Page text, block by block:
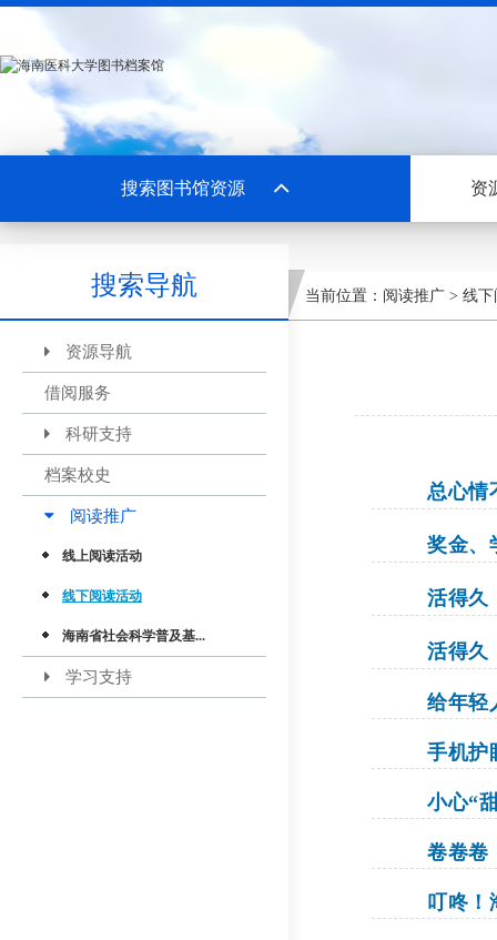
搜索图书馆资源 资
搜索导航
资源导航
借阅服务
科研支持
档案校史
阅读推广
线上阅读活动
线下阅读活动
海南省社会科学普及基...
学习支持
当前位置： 阅读推广 > 线下
总心情
奖金、
活得久
活得久
给年轻
手机护
小心“
卷卷卷
叮咚！